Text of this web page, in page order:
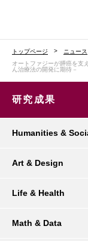
トップページ ニュース
オートファジーが膵癌を支
ん治療法の開発に期待－
研究成果
Humanities &
Art & Design
Life & Health
Math & Data